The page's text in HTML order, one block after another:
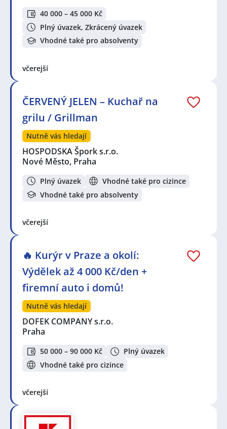
40 000 – 45 000 Kč
Plný úvazek, Zkrácený úvazek
Vhodné také pro absolventy
včerejší
ČERVENÝ JELEN – Kuchař na
grilu / Grillman
Nutně vás hledají
HOSPODSKA Špork s.r.o.
Nové Město, Praha
Plný úvazek
Vhodné také pro cizince
Vhodné také pro absolventy
včerejší
🔥 Kurýr v Praze a okolí:
Výdělek až 4 000 Kč/den +
firemní auto i domů!
Nutně vás hledají
DOFEK COMPANY s.r.o.
Praha
50 000 – 90 000 Kč
Plný úvazek
Vhodné také pro cizince
včerejší